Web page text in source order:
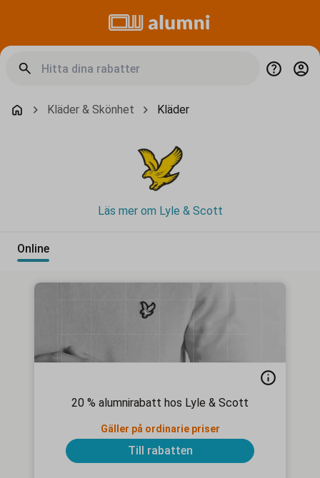
Kläder & Skönhet Kläder
Läs mer om Lyle & Scott
Online
20 % alumnirabatt hos Lyle & Scott
Gäller på ordinarie priser
Till rabatten